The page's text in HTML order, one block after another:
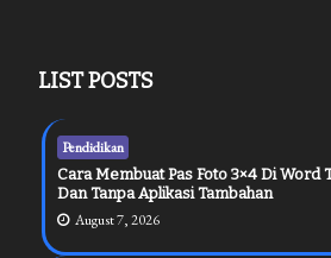
LIST POSTS
Pendidikan
Cara Membuat Pas Foto 3×4 Di Word
Dan Tanpa Aplikasi Tambahan
August 7, 2026